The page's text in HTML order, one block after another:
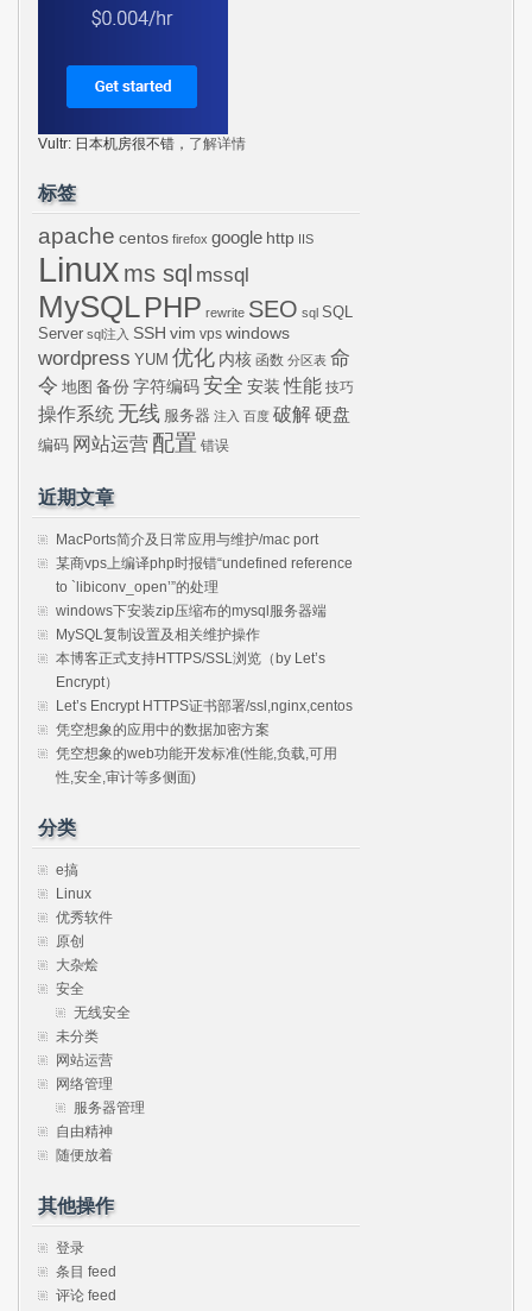
Vultr: 日本机房很不错， 了解详情
标签
apache centos firefox google http IIS
Linux ms sql mssql
MySQLPHP rewrite SEO sql SQL
Server sql注入 SSH vim vps windows
wordpress YUM 优化 内核 函数 分区表 命
令 地图 备份 字符编码 安全 安装 性能 技巧
操作系统 无线 服务器 注入 百度 破解硬盘
编码 网站运营 配置 错误
近期文章
MacPorts简介及日常应用与维护/mac port
某商vps上编译php时报错“undefined reference
to `libiconv_open’”的处理
windows下安装zip压缩布的mysql服务器端
MySQL复制设置及相关维护操作
本博客正式支持HTTPS/SSL浏览（by Let’s
Encrypt）
Let’s Encrypt HTTPS证书部署/ssl,nginx,centos
凭空想象的应用中的数据加密方案
凭空想象的web功能开发标准(性能,负载,可用
性,安全,审计等多侧面)
分类
e搞
Linux
优秀软件
原创
大杂烩
安全
无线安全
未分类
网站运营
网络管理
服务器管理
自由精神
随便放着
其他操作
登录
条目 feed
评论 feed